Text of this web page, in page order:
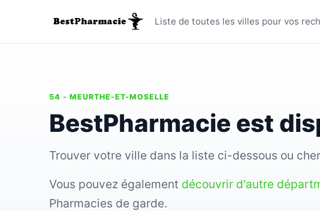
Toutes les
Liste de toutes les villes pour vos
54 - MEURTHE-ET-MOSELLE
BestPharmacie est
Trouver votre ville dans la liste ci-dessous ou
Vous pouvez également découvrir d'autre
Pharmacies de garde.